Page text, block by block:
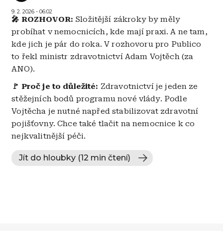
9. 2. 2026 - 06:02
🎤 ROZHOVOR: Složitější zákroky by měly
probíhat v nemocnicích, kde mají praxi. A ne tam,
kde jich je pár do roka. V rozhovoru pro Publico
to řekl ministr zdravotnictví Adam Vojtěch (za
ANO).
🚩 Proč je to důležité: Zdravotnictví je jeden ze
stěžejních bodů programu nové vlády. Podle
Vojtěcha je nutné napřed stabilizovat zdravotní
pojišťovny. Chce také tlačit na nemocnice k co
nejkvalitnější péči.
Jít do hloubky (12 min čtení)